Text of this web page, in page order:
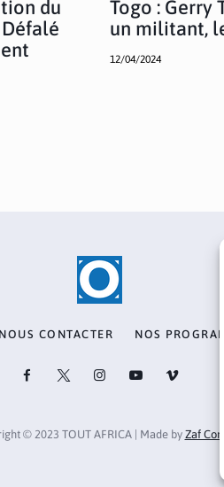
du
Togo : Gerry
un militant,
12/04/2024
NOUS CONTACTER NOS
© 2023 TOUT AFRICA | Made by Zaf Com